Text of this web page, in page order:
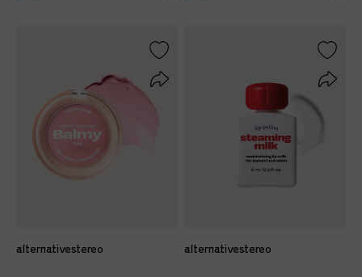
alternativestereo alternativestereo